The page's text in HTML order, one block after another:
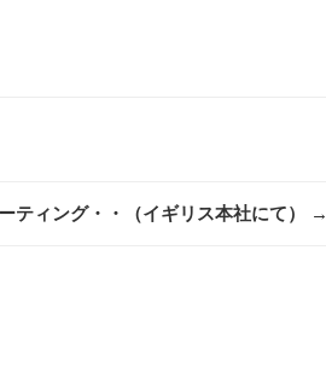
ティング・・（イギリス本社にて） →